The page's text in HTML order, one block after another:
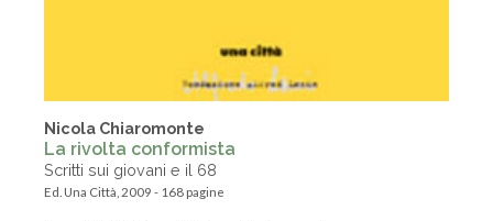
Nicola Chiaromonte
La rivolta conformista
Scritti sui giovani e il 68
Ed. Una Città, 2009 - 168 pagine